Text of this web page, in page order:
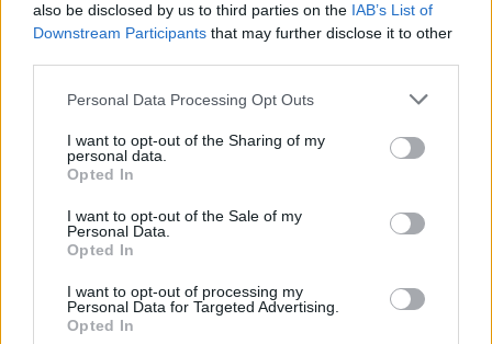
also be disclosed by us to third parties on the IAB’s List of
Downstream Participants that may further disclose it to other
Please note that this website/app uses one or more Google
not limited to your visit or usage behaviour. You may click to
grant or deny consent to Google and its third-party tags to
use your data for below specified purposes in below Google
consent section.
Personal Data Processing Opt Outs
I want to opt-out of the Sharing of my
personal data.
Opted In
I want to opt-out of the Sale of my
Personal Data.
Opted In
I want to opt-out of processing my
Personal Data for Targeted Advertising.
Opted In
Homelander
02/07/2025 - 20:35
Ανανέωση συναισθηματικής σημασίας και μόνο.
Καλά να είναι πάντα βέβαια το παλικάρι, όπως και
την Μπέριλ και τον μικρό του. Από την άλλη αν
καταλήξει να έχει οποιοδήποτε ρόλο στο
ροτέισον πέραν κάποιων ελάχιστων βοηθητικών
λεπτών στην Ευρωλίγκα, σημαίνει ότι κάτι θα έχει
τραυματισμών / αποκατάστασης παιχτών είτε
στον σχεδιασμό. Προχωράμε.
Alex Ferguson